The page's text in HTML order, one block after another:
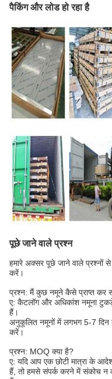
पैकिंग और लोड हो रहा है
पूछे जाने वाले प्रश्न
हमारे अक्सर पूछे जाने वाले प्रश्नों
करें।
प्रश्न: मैं कुछ नमूने कैसे प्राप्त कर
ए: कैटलॉग और अधिकांश नमूना
हैं।
अनुकूलित नमूनों में लगभग 5-7
करें।
प्रश्न: MOQ क्या है?
ए: यदि आप एक छोटी मात्रा के
हैं, तो हमसे संपर्क करने में संकोच